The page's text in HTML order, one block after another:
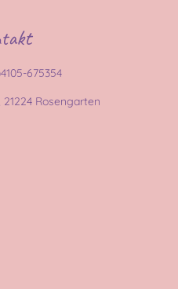
675354
21224 Rosengarten